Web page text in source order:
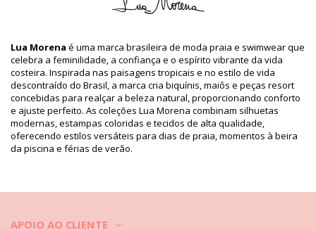
Informação do produto
O pacote inclui: 1 x Fato De Banho - Maiô (Outros acessórios
não incluídos)
HS CODE / NCM: 6112.41.0010
SKU: 1981123695
EAN: XS (7899918116346), S (7899670741138), M (7899670741190),
L (7899670741268), XL (7899670741336)
Referência do fornecedor: 30151035
Peso: 115g / 0.25lb / 4.06oz
O desenho não é exato, pode variar de acordo com o corte
cuidados
Santarem
Lua Morena é uma marca brasileira de moda praia e swimwear que
celebra a feminilidade, a confiança e o espírito vibrante da vida
costeira. Inspirada nas paisagens tropicais e no estilo de vida
descontraído do Brasil, a marca cria biquínis, maiôs e peças resort
concebidas para realçar a beleza natural, proporcionando conforto
e ajuste perfeito. As coleções Lua Morena combinam silhuetas
modernas, estampas coloridas e tecidos de alta qualidade,
oferecendo estilos versáteis para dias de praia, momentos à beira
da piscina e férias de verão.
APOIO AO CLIENTE